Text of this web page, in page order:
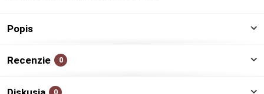
Popis
Recenzie 0
0